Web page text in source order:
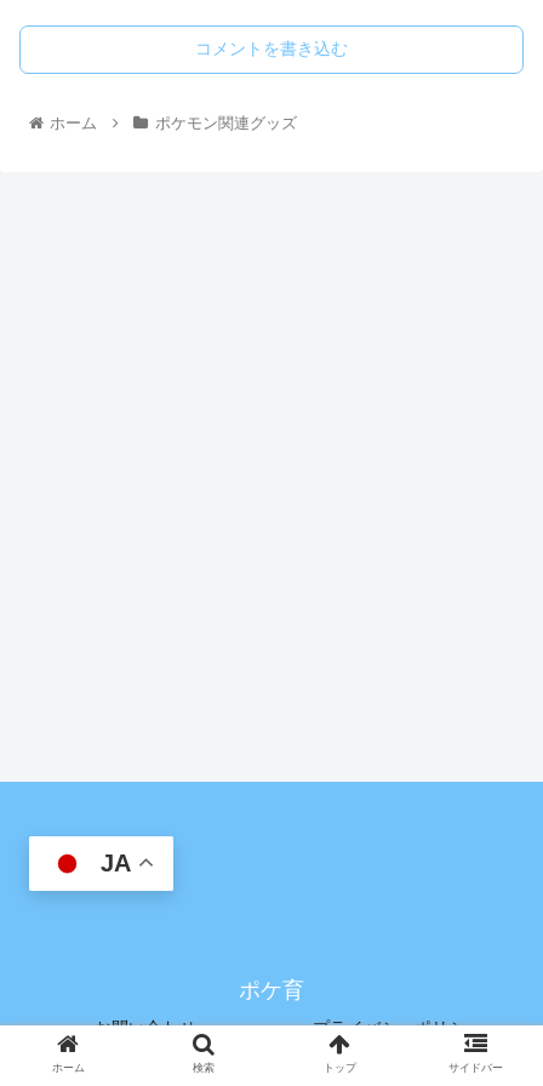
コメントを書き込む
ホーム ポケモン関連グッズ
JA
ポケ育
お問い合わせ
プライバシーポリシー
ホーム 検索 トップ サイドバー